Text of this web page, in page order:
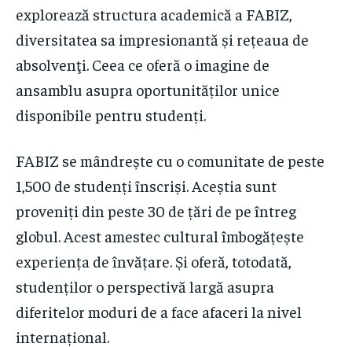
explorează structura academică a FABIZ,
diversitatea sa impresionantă și rețeaua de
absolvenţi. Ceea ce oferă o imagine de
ansamblu asupra oportunităților unice
disponibile pentru studenți.
FABIZ se mândrește cu o comunitate de peste
1,500 de studenți înscriși. Aceștia sunt
proveniți din peste 30 de țări de pe întreg
globul. Acest amestec cultural îmbogățește
experiența de învățare. Și oferă, totodată,
studenților o perspectivă largă asupra
diferitelor moduri de a face afaceri la nivel
internațional.